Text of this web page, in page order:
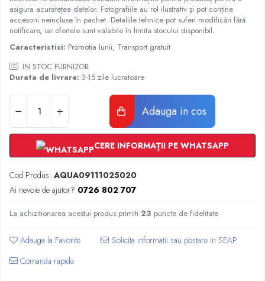
Radiatoare Otel Vogel&Noot
Radiatoare Otel Korado
Radiatoare de Baie Purmo Banga
Automatizare Termostate
Detectoare
Termostate centrala ambient
Detectoare de gaz si electrovalve
Detectoare de inundatie
Automatizari centrala termica
Stabilizatoare de tensiune
Panouri solare apa calda
Accesorii panouri solare apa calda
Kituri panouri solare apa calda
Automatizari panouri solare
Teava flexibila inox si fitinguri panouri
Grupuri de pompare panouri solare
asigura acuratețea datelor. Fotografiile au rol ilustrativ și pot conține
accesorii neincluse în pachet. Detaliile tehnice pot suferi modificări fără
notificare, iar ofertele sunt valabile în limita stocului disponibil.
Caracteristici: Promotia lunii, Transport gratuit
IN STOC FURNIZOR
Durata de livrare: 3-15 zile lucratoare
Adauga in cos
CERE INFORMAȚII PE WHATSAPP
Cod Produs: AQUA09111025020
Ai nevoie de ajutor? 0726 802 707
La achizitionarea acestui produs primiti 23 puncte de fidelitate
Adauga la Favorite
Comanda rapida